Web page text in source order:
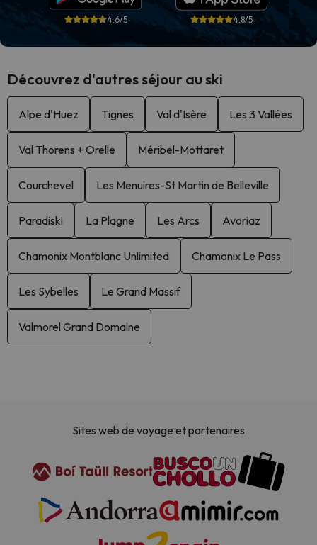
4.6/5 4.8/5
Découvrez d'autres séjour au ski
Alpe d'Huez Tignes Val d'Isère Les 3 Vallées
Val Thorens + Orelle Méribel-Mottaret
Courchevel Les Menuires-St Martin de Belleville
Paradiski La Plagne Les Arcs Avoriaz
Chamonix Montblanc Unlimited Chamonix Le Pass
Les Sybelles Le Grand Massif
Valmorel Grand Domaine
Sites web de voyage et partenaires